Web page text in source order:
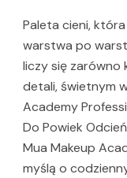
Paleta cieni,
warstwa po
liczy się zarówno
detali, świetnym
Academy
Do Powiek
Mua Makeup
myślą o